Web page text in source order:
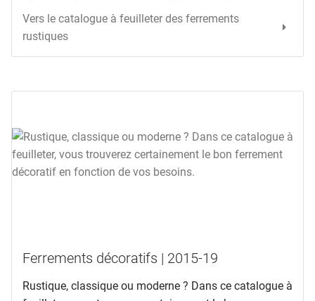
Vers le catalogue à feuilleter des ferrements
rustiques
Ferrements décoratifs | 2015-19
Rustique, classique ou moderne ? Dans ce catalogue à